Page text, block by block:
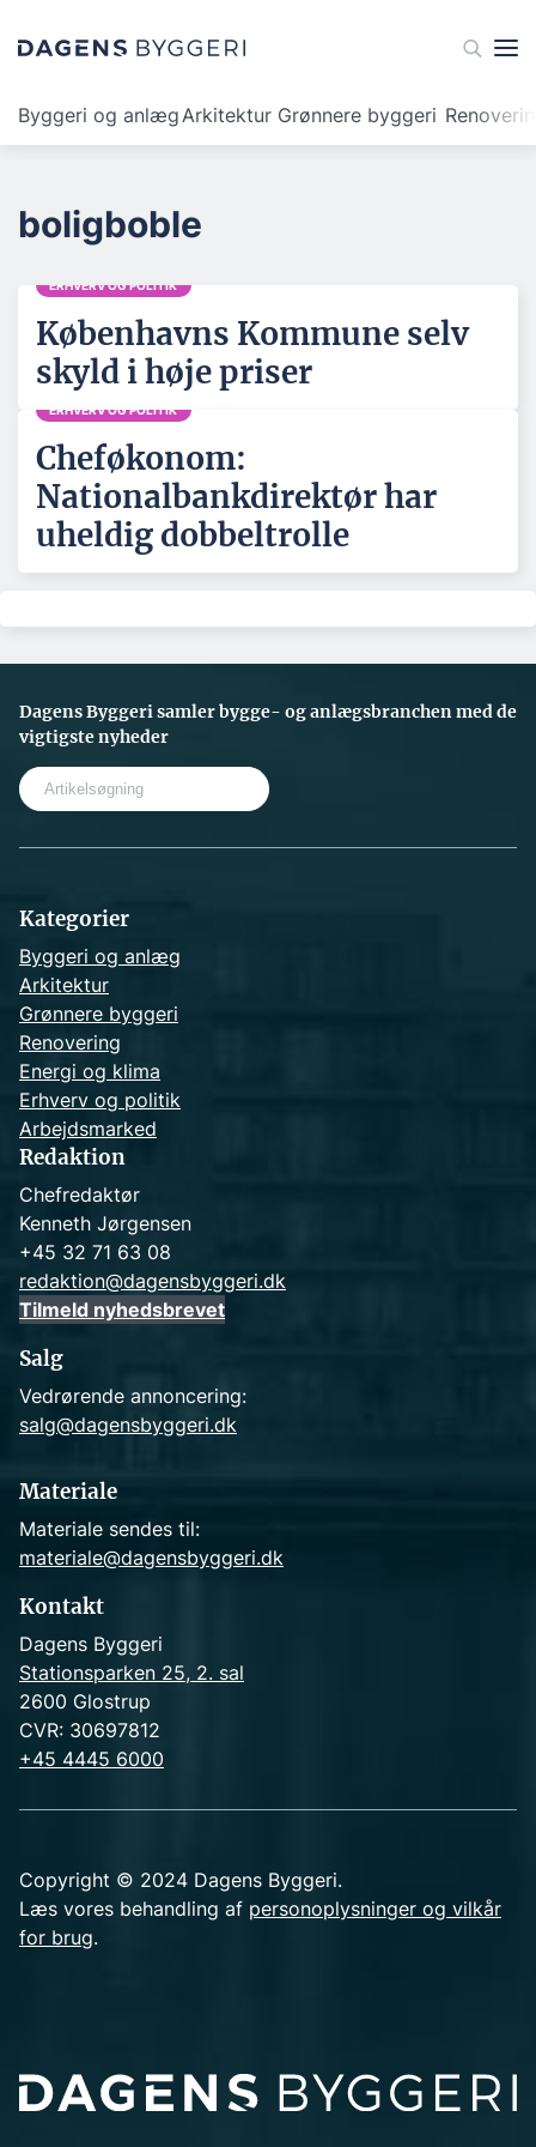
Byggeri og anlægArkitektur Grønnere byggeri
boligboble
ERHVERV OG POLITIK
Københavns Kommune selv
skyld i høje priser
ERHVERV OG POLITIK
Cheføkonom:
Nationalbankdirektør har
uheldig dobbeltrolle
Dagens Byggeri samler bygge- og anlægsbranchen med de
vigtigste nyheder
Kategorier
Byggeri og anlæg
Arkitektur
Grønnere byggeri
Renovering
Energi og klima
Erhverv og politik
Arbejdsmarked
Redaktion
Chefredaktør
Kenneth Jørgensen
+45 32 71 63 08
redaktion@dagensbyggeri.dk
Tilmeld nyhedsbrevet
Salg
Vedrørende annoncering:
salg@dagensbyggeri.dk
Materiale
Materiale sendes til:
materiale@dagensbyggeri.dk
Kontakt
Dagens Byggeri
Stationsparken 25, 2. sal
2600 Glostrup
CVR: 30697812
+45 4445 6000
Copyright © 2024 Dagens Byggeri.
Læs vores behandling af personoplysninger og vilkår
for brug.